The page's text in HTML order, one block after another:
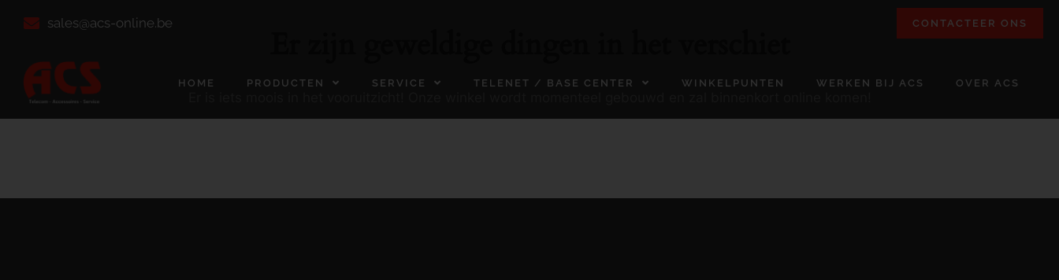
sales@acs-online.be CONTACTEER ONS
HOME PRODUCTEN SERVICE TELENET / BASE CENTER WINKELPUNTEN WERKEN BIJ ACS OVER ACS